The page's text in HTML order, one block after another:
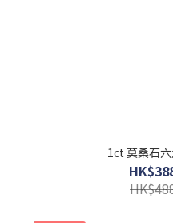
1ct 莫桑石